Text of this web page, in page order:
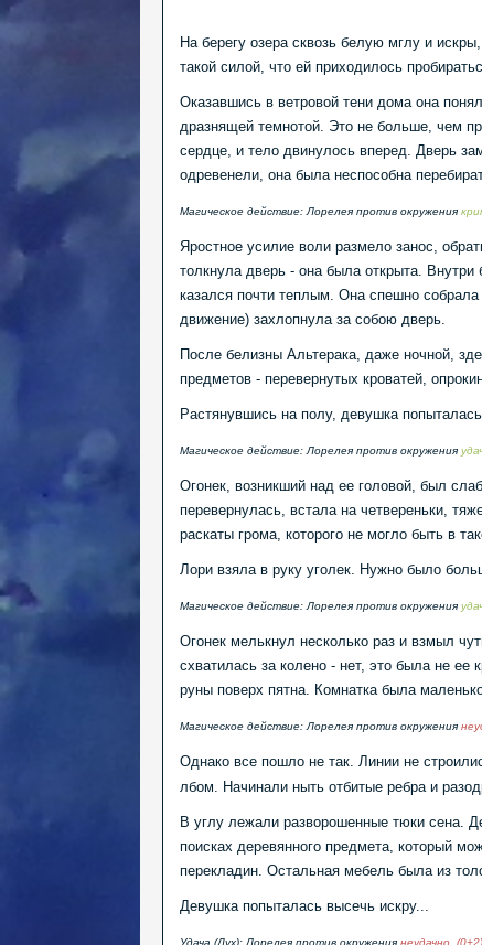
На берегу озера сквозь белую мглу и
такой силой, что ей приходилось
Оказавшись в ветровой тени дома она
дразнящей темнотой. Это не больше, чем
сердце, и тело двинулось вперед. Дверь
одревенели, она была неспособна
Магическое действие: Лорелея против окружения
Яростное усилие воли размело занос,
толкнула дверь - она была открыта.
казался почти теплым. Она спешно
движение) захлопнула за собою дверь.
После белизны Альтерака, даже ночной,
предметов - перевернутых кроватей,
Растянувшись на полу, девушка
Магическое действие: Лорелея против окружения
Огонек, возникший над ее головой, был
перевернулась, встала на четвереньки,
раскаты грома, которого не могло быть в
Лори взяла в руку уголек. Нужно было
Магическое действие: Лорелея против окружения
Огонек мелькнул несколько раз и взмыл
схватилась за колено - нет, это была не
руны поверх пятна. Комнатка была
Магическое действие: Лорелея против окружения
Однако все пошло не так. Линии не
лбом. Начинали ныть отбитые ребра и
В углу лежали разворошенные тюки сена.
поисках деревянного предмета, который
перекладин. Остальная мебель была из
Девушка попыталась высечь искру...
Удача (Дух): Лорелея против окружения неудачно.